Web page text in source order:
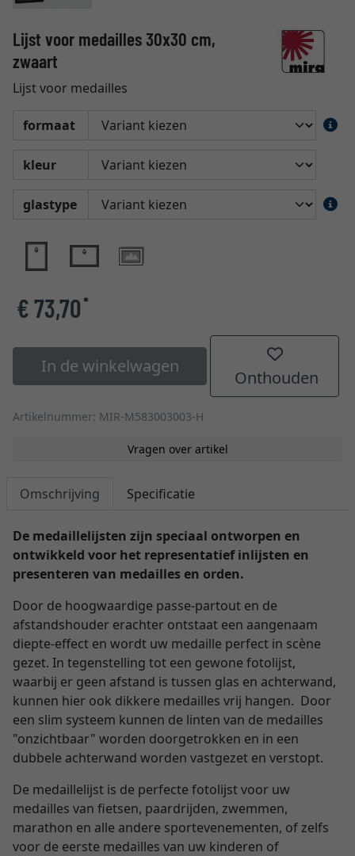
Lijst voor medailles 30x30 cm,
zwaart
Lijst voor medailles
formaat
kleur
glastype
€ 73,70*
In de winkelwagen
Onthouden
Artikelnummer: MIR-M583003003-H
Vragen over artikel
Omschrijving Specificatie
De medaillelijsten zijn speciaal ontworpen en
ontwikkeld voor het representatief inlijsten en
presenteren van medailles en orden.
Door de hoogwaardige passe-partout en de
afstandshouder erachter ontstaat een aangenaam
diepte-effect en wordt uw medaille perfect in scène
gezet. In tegenstelling tot een gewone fotolijst,
waarbij er geen afstand is tussen glas en achterwand,
kunnen hier ook dikkere medailles vrij hangen. Door
een slim systeem kunnen de linten van de medailles
"onzichtbaar" worden doorgetrokken en in een
dubbele achterwand worden vastgezet en verstopt.
De medaillelijst is de perfecte fotolijst voor uw
medailles van fietsen, paardrijden, zwemmen,
marathon en alle andere sportevenementen, of zelfs
voor de eerste medailles van uw kinderen of